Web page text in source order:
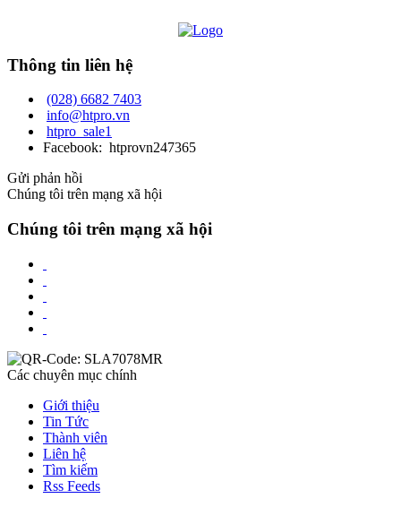
Thông tin liên hệ
(028) 6682 7403
info@htpro.vn
htpro_sale1
Facebook: htprovn247365
Gửi phản hồi
Chúng tôi trên mạng xã hội
Chúng tôi trên mạng xã hội
Các chuyên mục chính
Giới thiệu
Tin Tức
Thành viên
Liên hệ
Tìm kiếm
Rss Feeds